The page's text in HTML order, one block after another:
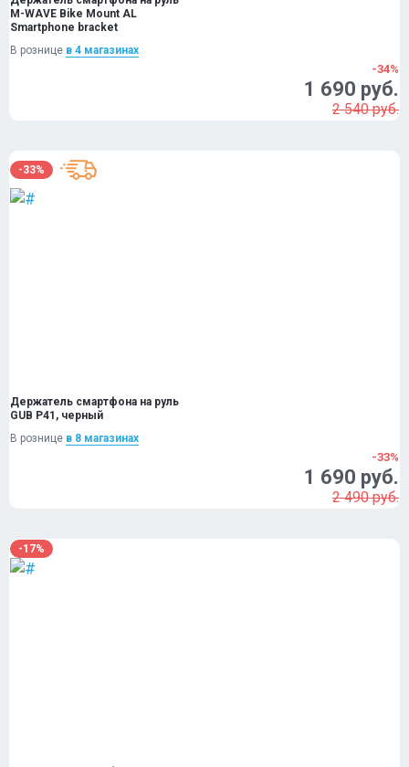
M-WAVE Bike Mount AL
Smartphone bracket
В рознице в 4 магазинах
-34%
1 690 руб.
2 540 руб.
-33%
Держатель смартфона на руль
GUB P41, черный
В рознице в 8 магазинах
-33%
1 690 руб.
2 490 руб.
-17%